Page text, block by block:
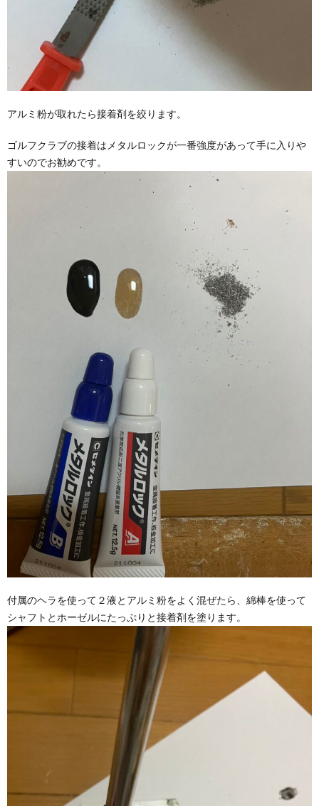
アルミ粉が取れたら接着剤を絞ります。
ゴルフクラブの接着はメタルロックが一番強度があって手に入りや
すいのでお勧めです。
付属のヘラを使って２液とアルミ粉をよく混ぜたら、綿棒を使って
シャフトとホーゼルにたっぷりと接着剤を塗ります。